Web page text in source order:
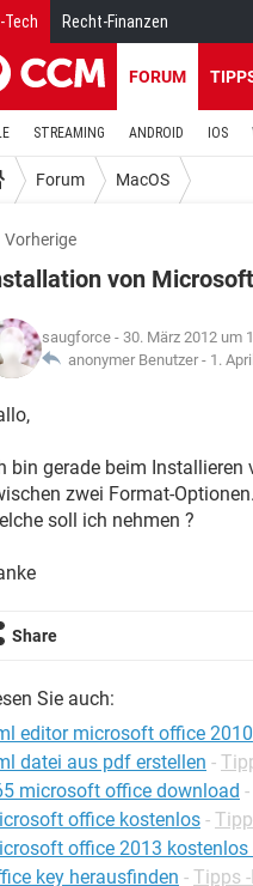
Tech Recht-Finanzen
FORUM
STREAMING ANDROID IOS
Forum MacOS
Vorherige
von
saugforce - 30. März 2012 um
anonymer Benutzer - 1.
bin gerade beim
zwei Format-
soll ich nehmen ?
Share
Sie auch:
editor microsoft office 2010
datei aus pdf erstellen -
microsoft office download -
office kostenlos -
office 2013 kostenlos
key herausfinden - Tipps